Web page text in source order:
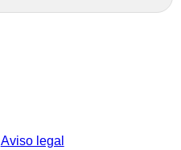
Aviso legal